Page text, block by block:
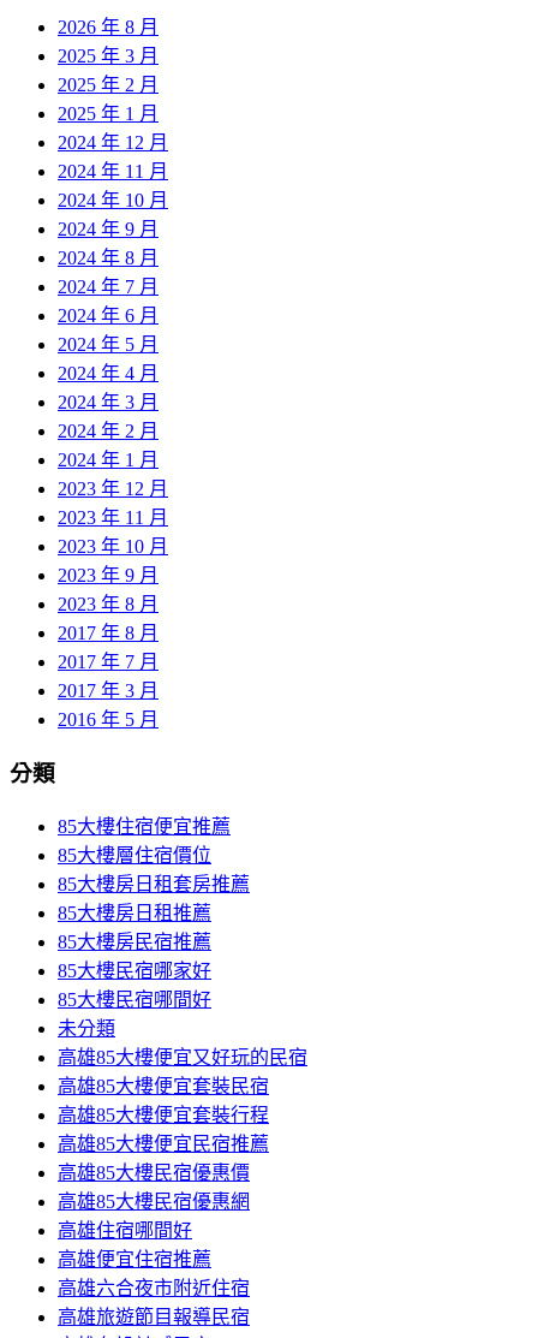
2026 年 8 月
2025 年 3 月
2025 年 2 月
2025 年 1 月
2024 年 12 月
2024 年 11 月
2024 年 10 月
2024 年 9 月
2024 年 8 月
2024 年 7 月
2024 年 6 月
2024 年 5 月
2024 年 4 月
2024 年 3 月
2024 年 2 月
2024 年 1 月
2023 年 12 月
2023 年 11 月
2023 年 10 月
2023 年 9 月
2023 年 8 月
2017 年 8 月
2017 年 7 月
2017 年 3 月
2016 年 5 月
分類
85大樓住宿便宜推薦
85大樓層住宿價位
85大樓房日租套房推薦
85大樓房日租推薦
85大樓房民宿推薦
85大樓民宿哪家好
85大樓民宿哪間好
未分類
高雄85大樓便宜又好玩的民宿
高雄85大樓便宜套裝民宿
高雄85大樓便宜套裝行程
高雄85大樓便宜民宿推薦
高雄85大樓民宿優惠價
高雄85大樓民宿優惠網
高雄住宿哪間好
高雄便宜住宿推薦
高雄六合夜市附近住宿
高雄旅遊節目報導民宿